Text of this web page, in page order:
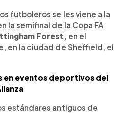
futboleros se les viene a la
la semifinal de la Copa FA
Forest, en el
en la ciudad de Sheffield, el
en eventos deportivos del
estándares antiguos de